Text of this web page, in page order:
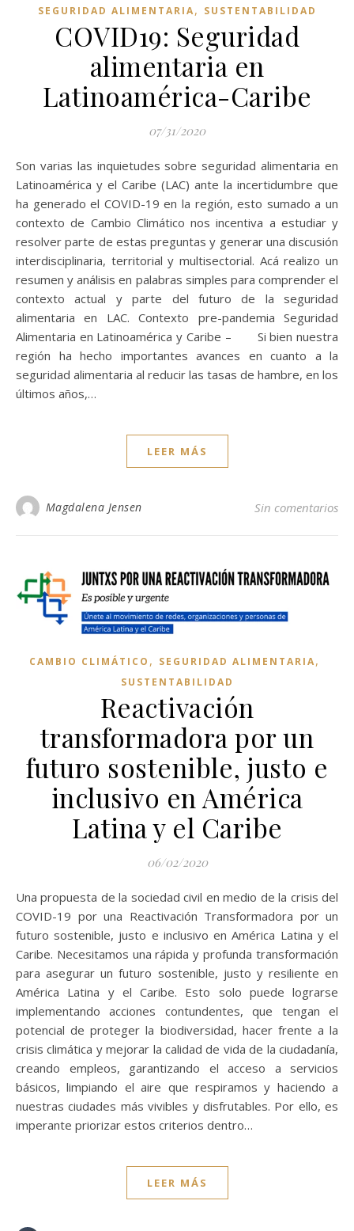
SEGURIDAD ALIMENTARIA, SUSTENTABILIDAD
COVID19: Seguridad
alimentaria en
Latinoamérica-Caribe
07/31/2020
Son varias las inquietudes sobre seguridad alimentaria en
Latinoamérica y el Caribe (LAC) ante la incertidumbre que
ha generado el COVID-19 en la región, esto sumado a un
contexto de Cambio Climático nos incentiva a estudiar y
resolver parte de estas preguntas y generar una discusión
interdisciplinaria, territorial y multisectorial. Acá realizo un
resumen y análisis en palabras simples para comprender el
contexto actual y parte del futuro de la seguridad
alimentaria en LAC. Contexto pre-pandemia Seguridad
Alimentaria en Latinoamérica y Caribe – Si bien nuestra
región ha hecho importantes avances en cuanto a la
seguridad alimentaria al reducir las tasas de hambre, en los
últimos años,…
LEER MÁS
Magdalena Jensen Sin comentarios
CAMBIO CLIMÁTICO , SEGURIDAD ALIMENTARIA,
SUSTENTABILIDAD
Reactivación
transformadora por un
futuro sostenible, justo e
inclusivo en América
Latina y el Caribe
06/02/2020
Una propuesta de la sociedad civil en medio de la crisis del
COVID-19 por una Reactivación Transformadora por un
futuro sostenible, justo e inclusivo en América Latina y el
Caribe. Necesitamos una rápida y profunda transformación
para asegurar un futuro sostenible, justo y resiliente en
América Latina y el Caribe. Esto solo puede lograrse
implementando acciones contundentes, que tengan el
potencial de proteger la biodiversidad, hacer frente a la
crisis climática y mejorar la calidad de vida de la ciudadanía,
creando empleos, garantizando el acceso a servicios
básicos, limpiando el aire que respiramos y haciendo a
nuestras ciudades más vivibles y disfrutables. Por ello, es
imperante priorizar estos criterios dentro…
LEER MÁS